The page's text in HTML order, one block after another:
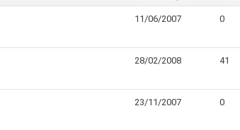
11/06/2007 0
28/02/2008 41
23/11/2007 0